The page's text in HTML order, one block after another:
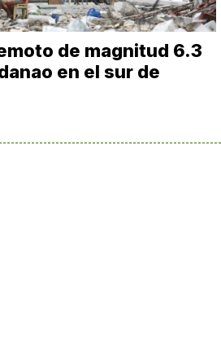
de magnitud 6.3
en el sur de